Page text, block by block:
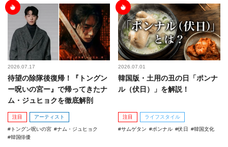
2026.07.17
待望の除隊後復帰！『トングン
ー呪いの宮ー』で帰ってきたナ
ム・ジュヒョクを徹底解剖
注目 アーティスト
トングン呪いの宮
ナム・ジュヒョク
韓国俳優
2026.07.01
韓国版・土用の丑の日「ポンナ
ル（伏日）」を解説！
注目 ライフスタイル
サムゲタン ポンナル 伏日 韓国文化